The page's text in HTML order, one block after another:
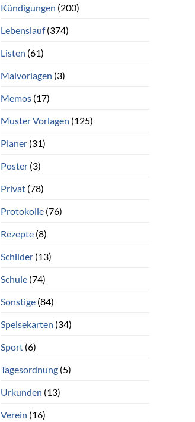
Kündigungen (200)
Lebenslauf(374)
Listen (61)
Malvorlagen (3)
Memos(17)
Muster Vorlagen (125)
Planer(31)
Poster(3)
Privat(78)
Protokolle(76)
Rezepte(8)
Schilder(13)
Schule(74)
Sonstige(84)
Speisekarten (34)
Sport(6)
Tagesordnung(5)
Urkunden (13)
Verein (16)